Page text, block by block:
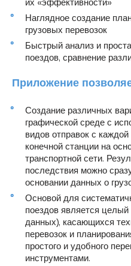
Наглядное создание
грузовых перевозок
Быстрый анализ и
поездов, сравнение
Приложение
Создание различных
графической среде с
видов отправок с
конечной станции на
транспортной сети.
последствия можно
основании данных о
Основой для
поездов является
данных), касающихся
перевозок и
простого и удобного
инструментами.